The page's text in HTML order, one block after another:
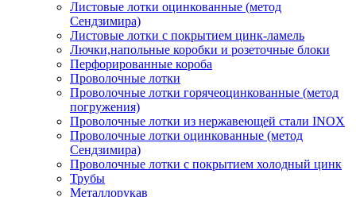
Листовые лотки оцинкованные (метод
Сендзимира)
Листовые лотки с покрытием цинк-ламель
Лючки,напольные коробки и розеточные блоки
Перфорированные короба
Проволочные лотки
Проволочные лотки горячеоцинкованные (метод
погружения)
Проволочные лотки из нержавеющей стали INOX
Проволочные лотки оцинкованные (метод
Сендзимира)
Проволочные лотки с покрытием холодный цинк
Трубы
Металлорукав